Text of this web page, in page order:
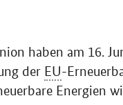
haben am 16.
der EU-
Energien